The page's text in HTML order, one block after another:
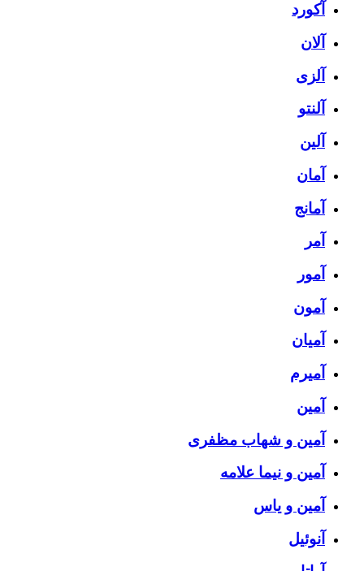
آکورد
آلان
آلزی
آلنتو
آلین
آمان
آمانج
آمر
آمور
آمون
آمیان
آمیرم
آمین
آمین و شهاب مظفری
آمین و نیما علامه
آمین و یاس
آنوئیل